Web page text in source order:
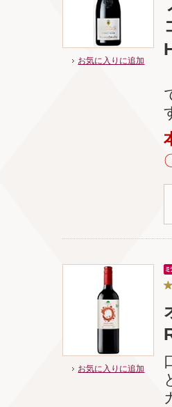
お気に入りに追加
お気に入りに追加